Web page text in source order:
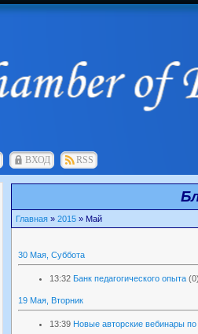
ВХОД RSS
Главная » 2015 » Май
30 Мая, Суббота
13:32 Банк педагогического опыта
19 Мая, Вторник
13:39 Новые авторские вебинары